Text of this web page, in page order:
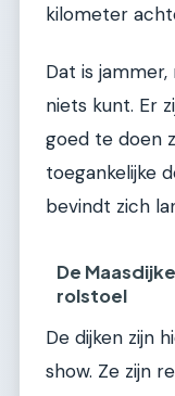
kilometer
Dat is
niets kunt. Er
goed te doen
toegankelijke
bevindt zich
De
rolstoel
De dijken zijn
show. Ze zijn